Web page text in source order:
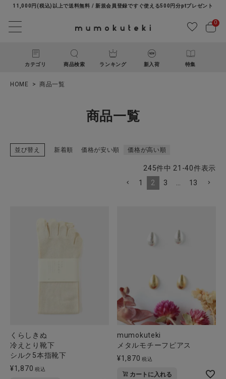
11,000円(税込)以上で送料無料 / 新規会員登録ですぐ使える500円分ptプレゼント
0
カテゴリ 商品検索 ランキング 新入荷 特集
生活雑貨
HOME 商品一覧
商品一覧
並び替え 新着順 価格が安い順 価格が高い順
245件中 21 -40件表示
1
2 3 13
くらしきぬ
冷えとり靴下
シルク5本指靴下
¥1,870 税込
mumokuteki
メタルモチーフピアス
¥1,870 税込
カートに入れる